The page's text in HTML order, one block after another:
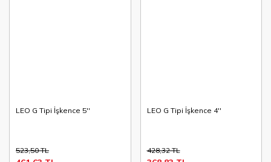
LEO G Tipi İşkence 5''
523,50 TL
LEO G Tipi İşkence 4''
428,32 TL